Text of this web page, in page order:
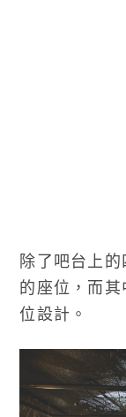
除了吧台上
的座位，而
位設計。